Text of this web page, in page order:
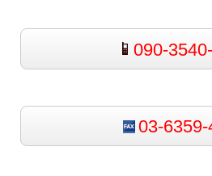
090-
03-